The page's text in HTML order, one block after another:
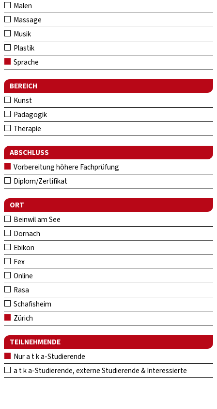
Malen
Massage
Musik
Plastik
Sprache
BEREICH
Kunst
Pädagogik
Therapie
ABSCHLUSS
Vorbereitung höhere Fachprüfung
Diplom/Zertifikat
ORT
Beinwil am See
Dornach
Ebikon
Fex
Online
Rasa
Schafisheim
Zürich
TEILNEHMENDE
Nur a t k a-Studierende
a t k a-Studierende, externe Studierende & Interessierte